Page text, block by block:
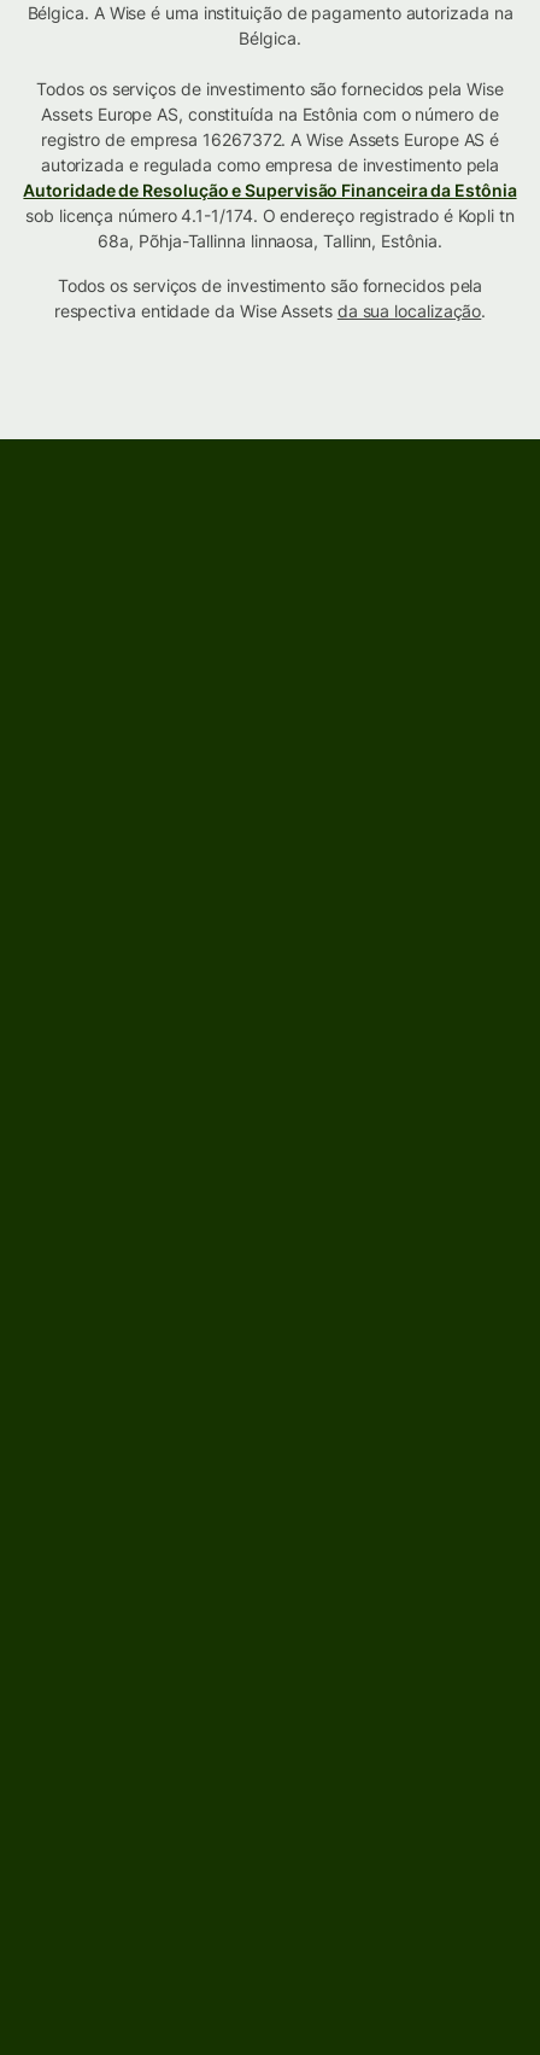
Bélgica. A Wise é uma instituição de pagamento autorizada na
Bélgica.
Todos os serviços de investimento são fornecidos pela Wise
Assets Europe AS, constituída na Estônia com o número de
registro de empresa 16267372. A Wise Assets Europe AS é
autorizada e regulada como empresa de investimento pela
Autoridade de Resolução e Supervisão Financeira da Estônia
sob licença número 4.1-1/174. O endereço registrado é Kopli tn
68a, Põhja-Tallinna linnaosa, Tallinn, Estônia.
Todos os serviços de investimento são fornecidos pela
respectiva entidade da Wise Assets da sua localização.